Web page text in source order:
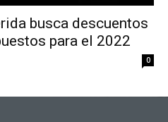
busca descuentos
para el 2022
0